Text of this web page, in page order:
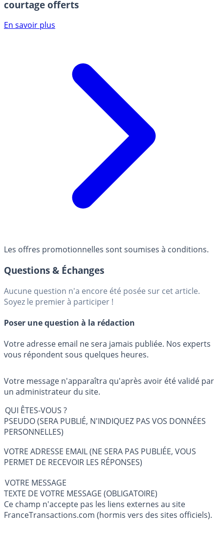
courtage offerts
En savoir plus
Les offres promotionnelles sont soumises à conditions.
Questions & Échanges
Aucune question n'a encore été posée sur cet article.
Soyez le premier à participer !
Poser une question à la rédaction
Votre adresse email ne sera jamais publiée. Nos experts
vous répondent sous quelques heures.
Votre message n'apparaîtra qu'après avoir été validé par
un administrateur du site.
QUI ÊTES-VOUS ?
PSEUDO (SERA PUBLIÉ, N'INDIQUEZ PAS VOS DONNÉES
PERSONNELLES)
VOTRE ADRESSE EMAIL (NE SERA PAS PUBLIÉE, VOUS
PERMET DE RECEVOIR LES RÉPONSES)
VOTRE MESSAGE
TEXTE DE VOTRE MESSAGE (OBLIGATOIRE)
Ce champ n'accepte pas les liens externes au site
FranceTransactions.com (hormis vers des sites officiels).